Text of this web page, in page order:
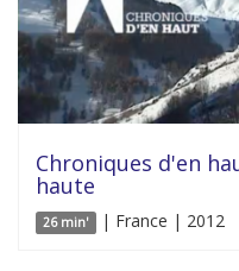
Chroniques d'en
haute
26 min' | France | 2012